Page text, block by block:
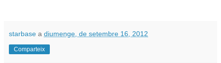
starbase a diumenge, de setembre 16, 2012
Comparteix